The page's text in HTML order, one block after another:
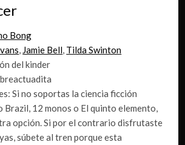
Bong
Jamie Bell Tilda Swinton
del kinder
Si no soportas la ciencia ficción
12 monos o El quinto elemento,
opción. Si por el contrario disfrutaste
súbete al tren porque esta